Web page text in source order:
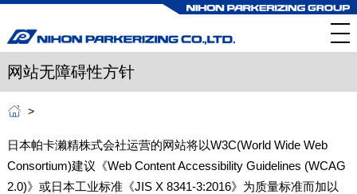
网站无障碍性方针
日本帕卡濑精株式会社运营的网站将以W3C(World Wide Web
Consortium)建议《Web Content Accessibility Guidelines (WCAG
2.0)》或日本工业标准《JIS X 8341-3:2016》为质量标准而加以